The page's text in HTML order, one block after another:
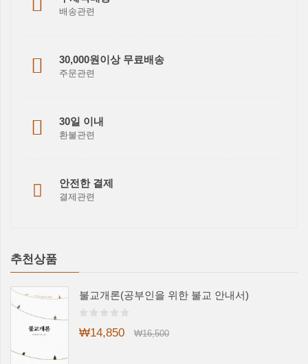
배송관련
30,000원이상 무료배송
주문관련
30일 이내
환불관련
안전한 결제
결제관련
추천상품
불교개론(공부인을 위한 불교 안내서)
₩14,850 ₩16,500